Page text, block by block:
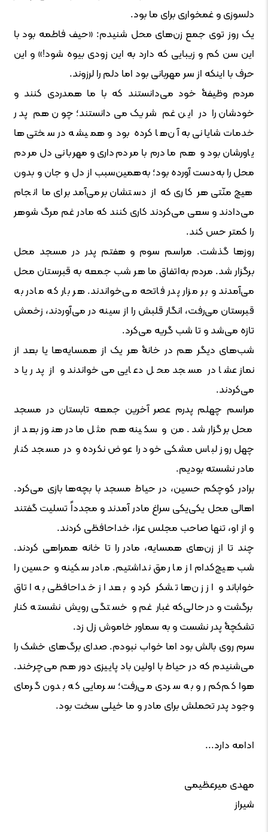
دلسوزی و غمخواری برای ما بود.
یک روز توی جمع زن‌های محل شنیدم: «حیف فاطمه بود با
این سن کم و زیبایی که دارد به این زودی بیوه شود!» و این
حرف با اینکه از سر مهربانی بود اما دلم را لرزوند.
مردم وظیفۀ خود می‌دانستند که با ما همدردی کنند و
خودشان را در این غم شریک می‌دانستند؛ چون هم پدر
خدمات شایانی به آن‌ها کرده بود و همیشه در سختی‌ها
یاورشان بود و هم مادرم با مردم‌داری و مهربانی دل مردم
محل را به‌دست آورده بود؛ به‌همین‌سبب از دل و جان و بدون
هیچ منّتی هر کاری که از دستشان برمی‌آمد برای ما انجام
می‌دادند و سعی می‌کردند کاری کنند که مادر غم مرگ شوهر
را کمتر حس کند.
روزها گذشت. مراسم سوم و هفتم پدر در مسجد محل
برگزار شد. مردم به‌اتفاق ما هر شب جمعه به قبرستان محل
می‌آمدند و بر مزار پدر فاتحه می‌خواندند. هر بار که مادر به
قبرستان می‌رفت، انگار قلبش را از سینه در می‌آوردند، زخمش
تازه می‌شد و تا شب گریه می‌کرد.
شب‌های دیگر هم در خانۀ هر یک از همسایه‌ها یا بعد از
نماز عشا در مسجد محل دعایی می‌خواندند و از پدر یاد
می‌کردند.
مراسم چهلم پدرم عصر آخرین جمعه تابستان در مسجد
محل برگزار شد. من و سکینه هم مثل مادر هنوز بعد از
چهل روز لباس مشکی خود را عوض نکرده‌ و در مسجد کنار
مادر نشسته‌ بودیم.
برادر کوچکم حسین، در حیاط مسجد با بچه‌ها بازی می‌کرد.
اهالی محل یکی‌یکی سراغ مادر ‌آمدند و مجدداً تسلیت ‌گفتند
و از او، تنها صاحب مجلس عزا، خداحافظی کردند.
چند تا از زن‌های همسایه، مادر را تا خانه همراهی کردند.
شب هیچ‌کدام از ما رمق نداشتیم. مادر سکینه و حسین را
خواباند و از زن‌ها تشکر ‌کرد و بعد از خداحافظی به اتاق
برگشت و درحالی‌که غبار غم و خستگی رویش نشسته کنار
تشکچۀ پدر نشست و به سماور خاموش زل زد.
سرم روی بالش بود اما خواب نبودم. صدای برگ‌های خشک را
می‌شنیدم که در حیاط با اولین باد پاییزی دور هم می‌چرخند.
هوا کم‌کم رو به سردی می‌رفت؛ سرمایی که بدون گرمای
وجود پدر تحملش برای مادر و ما خیلی سخت بود.
ادامه دارد...
مهدی میرعظیمی
شیراز